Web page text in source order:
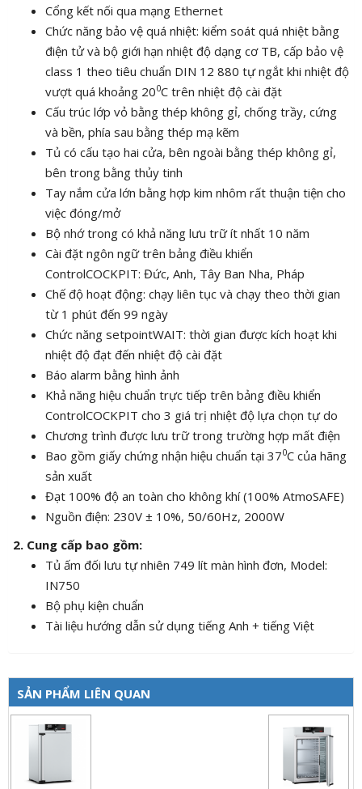
Cổng kết nối qua mạng Ethernet
Chức năng bảo vệ quá nhiệt: kiểm soát quá nhiệt bằng
điện tử và bộ giới hạn nhiệt độ dạng cơ TB, cấp bảo vệ
class 1 theo tiêu chuẩn DIN 12 880 tự ngắt khi nhiệt độ
vượt quá khoảng 200C trên nhiệt độ cài đặt
Cấu trúc lớp vỏ bằng thép không gỉ, chống trầy, cứng
và bền, phía sau bằng thép mạ kẽm
Tủ có cấu tạo hai cửa, bên ngoài bằng thép không gỉ,
bên trong bằng thủy tinh
Tay nắm cửa lớn bằng hợp kim nhôm rất thuận tiện cho
việc đóng/mở
Bộ nhớ trong có khả năng lưu trữ ít nhất 10 năm
Cài đặt ngôn ngữ trên bảng điều khiển
ControlCOCKPIT: Đức, Anh, Tây Ban Nha, Pháp
Chế độ hoạt động: chạy liên tục và chạy theo thời gian
từ 1 phút đến 99 ngày
Chức năng setpointWAIT: thời gian được kích hoạt khi
nhiệt độ đạt đến nhiệt độ cài đặt
Báo alarm bằng hình ảnh
Khả năng hiệu chuẩn trực tiếp trên bảng điều khiển
ControlCOCKPIT cho 3 giá trị nhiệt độ lựa chọn tự do
Chương trình được lưu trữ trong trường hợp mất điện
Bao gồm giấy chứng nhận hiệu chuẩn tại 370C của hãng
sản xuất
Đạt 100% độ an toàn cho không khí (100% AtmoSAFE)
Nguồn điện: 230V ± 10%, 50/60Hz, 2000W
2. Cung cấp bao gồm:
Tủ ấm đối lưu tự nhiên 749 lít màn hình đơn, Model:
IN750
Bộ phụ kiện chuẩn
Tài liệu hướng dẫn sử dụng tiếng Anh + tiếng Việt
SẢN PHẨM LIÊN QUAN